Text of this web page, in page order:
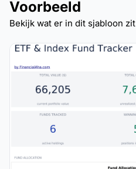
Voorbeeld
Bekijk wat er in dit sjabloon zit